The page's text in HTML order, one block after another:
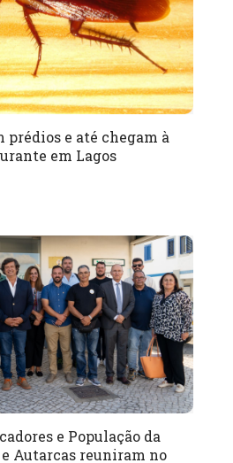
prédios e até chegam à
em Lagos
e População da
e Autarcas reuniram no